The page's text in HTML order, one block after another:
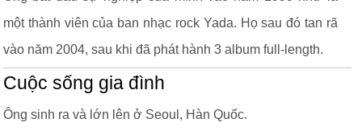
một thành viên của ban nhạc rock Yada. Họ sau đó tan rã
vào năm 2004, sau khi đã phát hành 3 album full-length.
Cuộc sống gia đình
Ông sinh ra và lớn lên ở Seoul, Hàn Quốc.